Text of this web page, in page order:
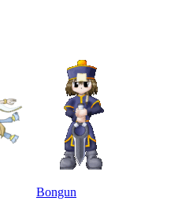
Bongun